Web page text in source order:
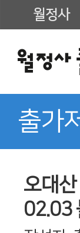
월정사
출가
오대
02.03